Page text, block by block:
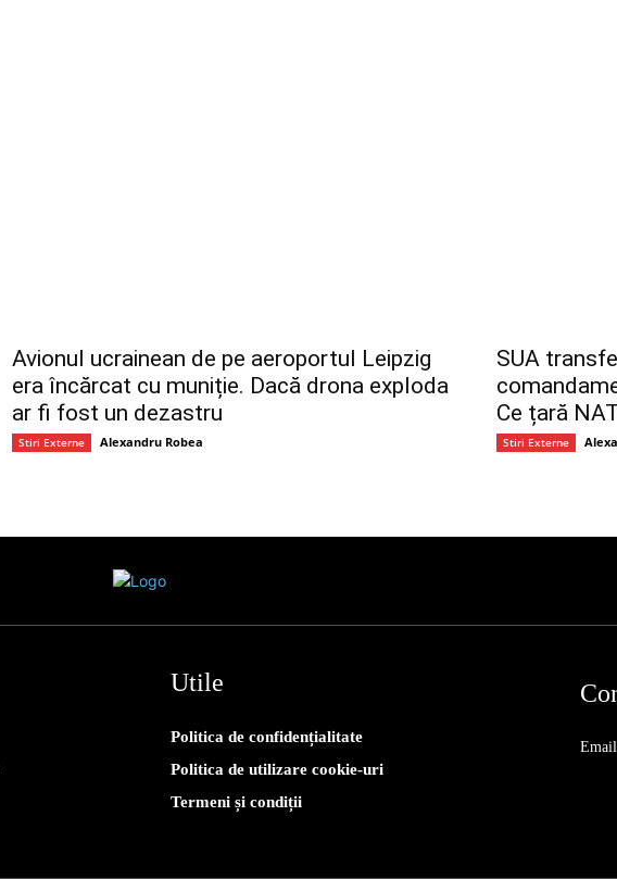
Avionul ucrainean de pe aeroportul Leipzig
era încărcat cu muniție. Dacă drona exploda
ar fi fost un dezastru
Stiri Externe Alexandru Robea
SUA
Ce țară
Stiri Externe
Utile
Politica de confidențialitate
Politica de utilizare cookie-uri
Termeni și condiții